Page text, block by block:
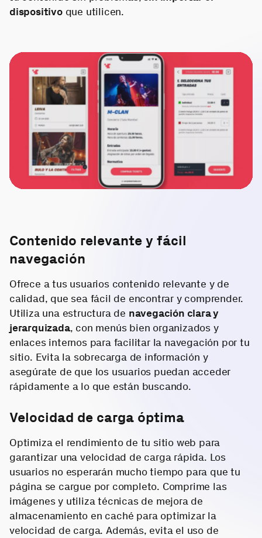
dispositivoque utilicen.
Contenido relevante y fácil
navegación
Ofrece a tus usuarios contenido relevante y de
calidad, que sea fácil de encontrar y comprender.
Utiliza una estructura de navegación clara y
jerarquizada, con menús bien organizados y
enlaces internos para facilitar la navegación por tu
sitio. Evita la sobrecarga de información y
asegúrate de que los usuarios puedan acceder
rápidamente a lo que están buscando.
Velocidad de carga óptima
Optimiza el rendimiento de tu sitio web para
garantizar una velocidad de carga rápida. Los
usuarios no esperarán mucho tiempo para que tu
página se cargue por completo. Comprime las
imágenes y utiliza técnicas de mejora de
almacenamiento en caché para optimizar la
velocidad de carga. Además, evita el uso de